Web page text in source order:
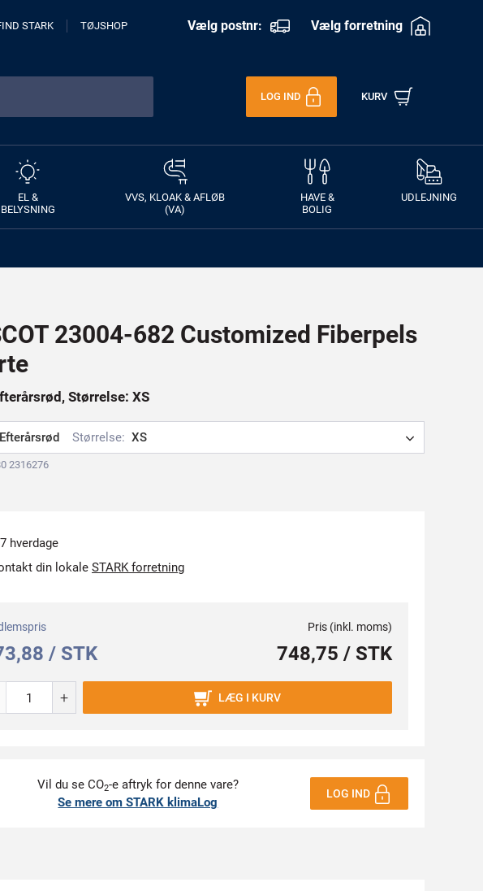
STARK TØJSHOP Vælg postnr: Vælg forretning
LOG IND KURV
EL &
BELYSNING
VVS, KLOAK & AFLØB
(VA)
HAVE &
BOLIG
UDLEJNING
23004-682 Customized Fiberpels
Størrelse: XS
Efterårsrød Størrelse: XS
2316276
hverdage
din lokale STARK forretning
/ STK
Pris (inkl. moms)
748,75 / STK
+ LÆG I KURV
Vil du se CO2-e aftryk for denne vare?
Se mere om STARK klimaLog
LOG IND